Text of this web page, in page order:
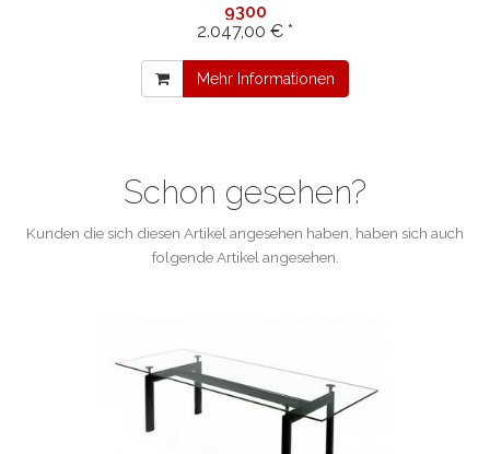
9300
2.047,00 € *
Mehr Informationen
Schon gesehen?
Kunden die sich diesen Artikel angesehen haben, haben sich auch
folgende Artikel angesehen.